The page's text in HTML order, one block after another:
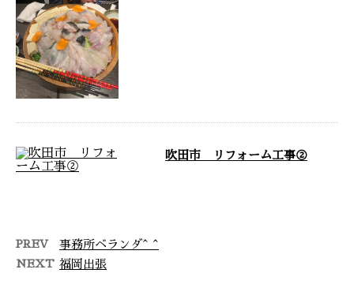
吹田市 リフォーム工事②
PREV 事務所ベランダ^ ^
NEXT 福岡出張